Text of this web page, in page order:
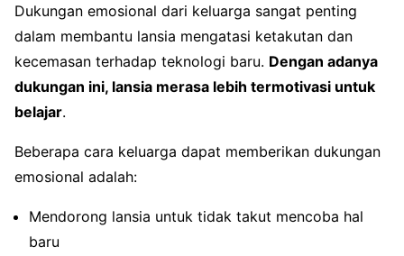
Dukungan emosional dari keluarga sangat penting
dalam membantu lansia mengatasi ketakutan dan
kecemasan terhadap teknologi baru. Dengan adanya
dukungan ini, lansia merasa lebih termotivasi untuk
belajar.
Beberapa cara keluarga dapat memberikan dukungan
emosional adalah:
Mendorong lansia untuk tidak takut mencoba hal
baru